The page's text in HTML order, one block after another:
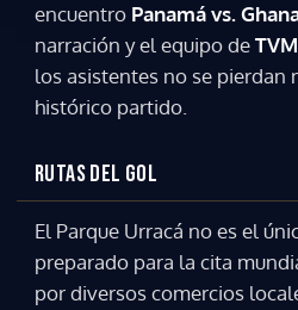
encuentro Panamá vs.
narración y el equipo de
los asistentes no se pierdan
histórico partido.
RUTAS DEL GOL
El Parque Urracá no es el
preparado para la cita
por diversos comercios